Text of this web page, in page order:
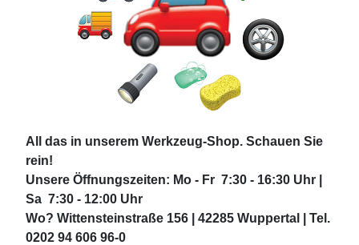
All das in unserem Werkzeug-Shop. Schauen Sie
rein!
Unsere Öffnungszeiten: Mo - Fr 7:30 - 16:30 Uhr |
Sa 7:30 - 12:00 Uhr
Wo? Wittensteinstraße 156 | 42285 Wuppertal | Tel.
0202 94 606 96-0